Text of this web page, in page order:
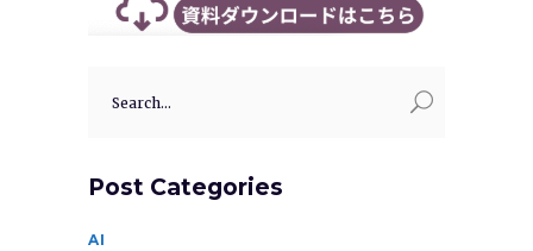
for:
Post Categories
AI